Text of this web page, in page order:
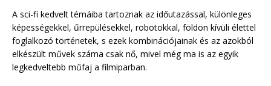
A sci-fi kedvelt témáiba tartoznak az időutazással, különleges
képességekkel, űrrepülésekkel, robotokkal, földön kívüli élettel
foglalkozó történetek, s ezek kombinációjainak és az azokból
elkészült művek száma csak nő, mivel még ma is az egyik
legkedveltebb műfaj a filmiparban.